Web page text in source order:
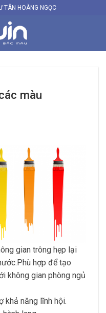
TÂN HOÀNG NGỌC
màu
gian trông hẹp lại
hợp để tạo
không gian phòng ngủ
khả năng lĩnh hội.